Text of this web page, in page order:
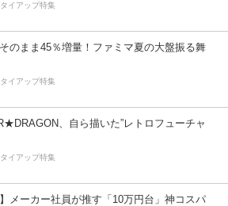
イアップ特集
のまま45％増量！ファミマ夏の大盤振る舞
イアップ特集
、自ら描いた”レトロフューチャ
イアップ特集
】メーカー社員が推す「10万円台」神コスパ